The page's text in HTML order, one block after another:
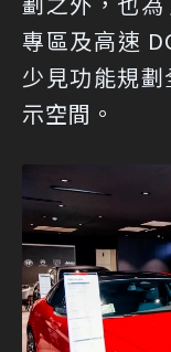
專區及高速
少見功能規
示空間。